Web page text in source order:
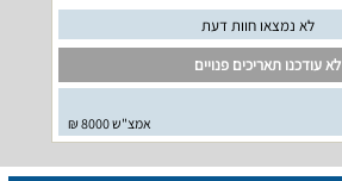
לא נמצאו חוות דעת
לא עודכנו תאריכים פנויים
אמצ"ש 8000 ₪